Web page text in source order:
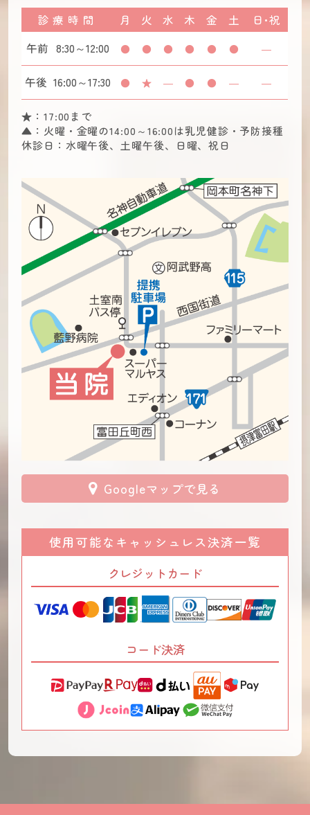
★： 17:00まで
▲： 火曜・金曜の14:00～16:00は乳児健診・予防接種
休診日： 水曜午後、土曜午後、日曜、祝日
診療時間 月 火 水 木 金 土
日･祝
午前 8:30～12:00 ● ● ● ● ● ● ―
午後 16:00～17:30 ● ★ ― ● ● ― ―
Googleマップで見る
使用可能なキャッシュレス決済一覧
クレジットカード
コード決済